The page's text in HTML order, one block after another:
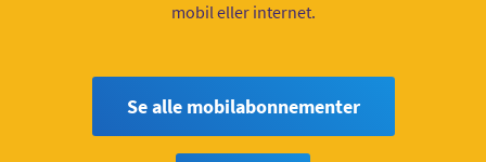
mobil eller internet.
Se alle mobilabonnementer